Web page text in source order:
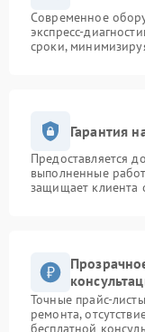
Современное
экспресс-
сроки,
Гарантия
Предоставляется
выполненные
защищает клиента
Точные прайс-
ремонта,
бесплатной